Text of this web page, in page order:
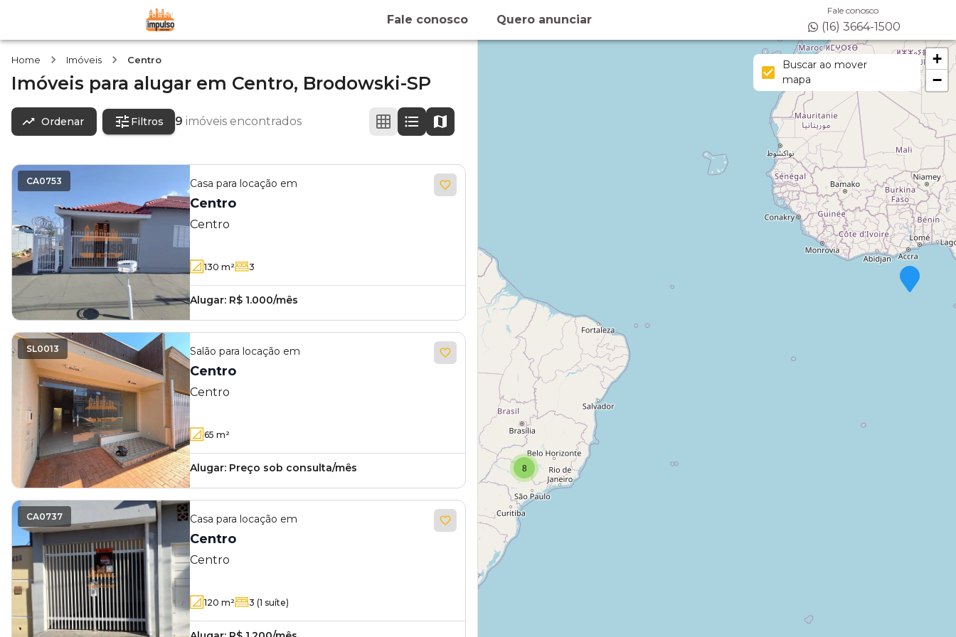
Fale conosco Quero anunciar
Fale conosco
(16) 3664-1500
Home Imóveis Centro
Imóveis para alugar em Centro, Brodowski-SP
Ordenar Filtros 9 imóveis encontrados
CA0753 Casa para locação em
Centro
Centro
130 m² 3
Alugar: R$ 1.000/mês
SL0013 Salão para locação em
Centro
Centro
65 m²
Alugar: Preço sob consulta/mês
CA0737 Casa para locação em
Centro
Centro
120 m² 3 (1 suíte)
8
+
−
Buscar ao mover
mapa